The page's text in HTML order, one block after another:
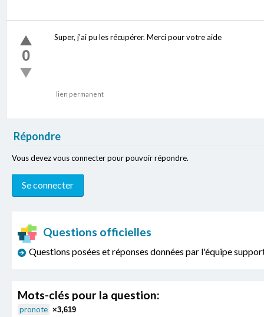
0
Super, j'ai pu les récupérer. Merci pour votre aide
lien permanent
Répondre
Vous devez vous connecter pour pouvoir répondre.
Questions officielles
Questions posées et réponses données par l'équipe
Mots-clés pour la question:
pronote ×3,619